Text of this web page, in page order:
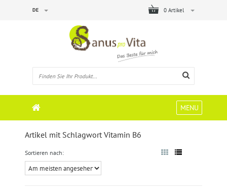
0 Artikel
DE
MENU
Artikel mit Schlagwort Vitamin B6
Sortieren nach: